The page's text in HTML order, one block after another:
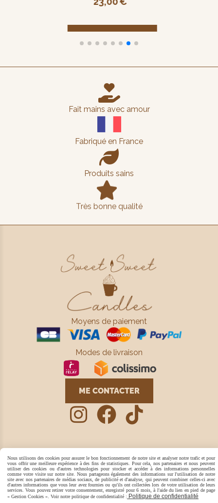
25,00 €

Fait mains avec amour
Fabriqué en France

Produits sains

Très bonne qualité
Moyens de paiement
Modes de livraison
ME CONTACTER
  
Mentions Légales
Conditions générales de vente
Politique de confidentialité
Gestion cookies Mon Compte
Créer un site
Nous utilisons des cookies pour assurer le bon fonctionnement de notre site et analyser notre trafic et pour
vous offrir une meilleure expérience à des fins de statistiques. Pour cela, nos partenaires et nous peuvent
utiliser des cookies ou d'autres technologies pour stocker et accéder à des informations personnelles
comme votre visite sur notre site. Nous partageons également des informations sur l'utilisation de notre
site avec nos partenaires de médias sociaux, de publicité et d'analyse, qui peuvent combiner celles-ci avec
d'autres informations que vous leur avez fournies ou qu'ils ont collectées lors de votre utilisation de leurs
services. Vous pouvez retirer votre consentement, enregistré pour 6 mois, à l'aide du lien en pied de page
« Gestion Cookies ». Voir notre politique de confidentialité : Politique de confidentialité